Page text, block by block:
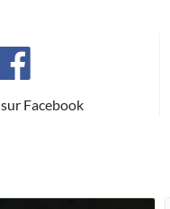
Facebook